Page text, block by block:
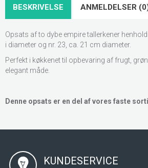
BESKRIVELSE ANMELDELSER
Opsats af to dybe empire tallerkener
i diameter og nr. 23, ca. 21 cm diameter.
Perfekt i køkkenet til opbevaring af frugt,
elegant måde.
Denne opsats er en del af vores faste
KUNDESERVICE